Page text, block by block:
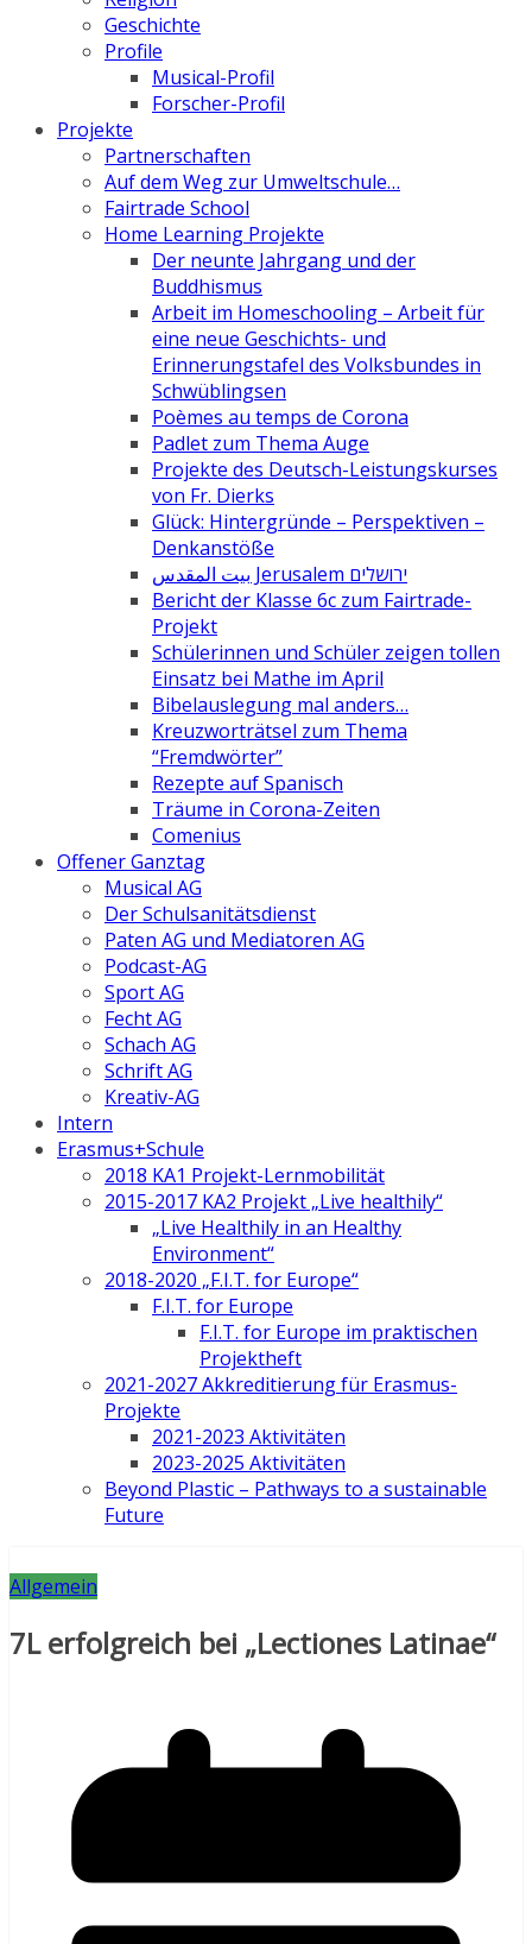
Geschichte
Profile
Musical-Profil
Forscher-Profil
Projekte
Partnerschaften
Auf dem Weg zur Umweltschule…
Fairtrade School
Home Learning Projekte
Der neunte Jahrgang und der
Buddhismus
Arbeit im Homeschooling – Arbeit für
eine neue Geschichts- und
Erinnerungstafel des Volksbundes in
Schwüblingsen
Poèmes au temps de Corona
Padlet zum Thema Auge
Projekte des Deutsch-Leistungskurses
von Fr. Dierks
Glück: Hintergründe – Perspektiven –
Denkanstöße
بيت المقدس Jerusalem ירושלים
Bericht der Klasse 6c zum Fairtrade-
Projekt
Schülerinnen und Schüler zeigen tollen
Einsatz bei Mathe im April
Bibelauslegung mal anders…
Kreuzworträtsel zum Thema
“Fremdwörter”
Rezepte auf Spanisch
Träume in Corona-Zeiten
Comenius
Offener Ganztag
Musical AG
Der Schulsanitätsdienst
Paten AG und Mediatoren AG
Podcast-AG
Sport AG
Fecht AG
Schach AG
Schrift AG
Kreativ-AG
Intern
Erasmus+Schule
2018 KA1 Projekt-Lernmobilität
2015-2017 KA2 Projekt „Live healthily“
„Live Healthily in an Healthy
Environment“
2018-2020 „F.I.T. for Europe“
F.I.T. for Europe
F.I.T. for Europe im praktischen
Projektheft
2021-2027 Akkreditierung für Erasmus-
Projekte
2021-2023 Aktivitäten
2023-2025 Aktivitäten
Beyond Plastic – Pathways to a sustainable
Future
Allgemein
7L erfolgreich bei „Lectiones Latinae“